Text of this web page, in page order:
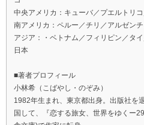
中央アメリカ：キューバ／プエルトリ
南アメリカ：ペルー／チリ／アルゼン
アジア：・ベトナム／フィリピン／タ
日本
■著者プロフィール
小林希（こばやし・のぞみ）
1982年生まれ、東京都出身。出版社を
国して、『恋する旅女、世界をゆくー